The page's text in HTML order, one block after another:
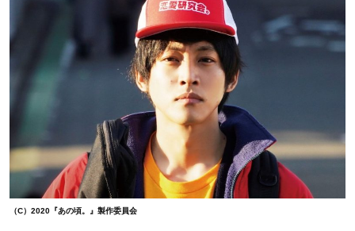
（C）2020『あの頃。』製作委員会